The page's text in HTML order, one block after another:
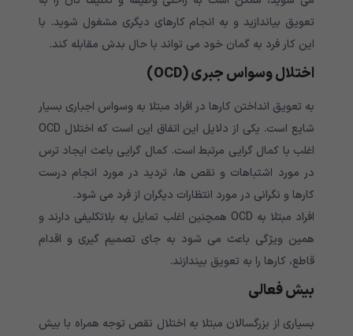
تعویق بیاندازید و به انجام کارهای دیگری مشغول شوید. با
این کار فرد به گمان خود می تواند با حال بدش مقابله کند.
اختلال وسواس جبری (OCD)
به تعویق انداختن کارها در افراد مبتلا به وسواس اجباری بسیار
شایع است. یکی از دلایل این اتفاق این است که اختلال OCD
اغلب با کمال گرایی مرتبط است. کمال گرایی باعث ایجاد ترس
در مورد اشتباهات و نقص ها، تردید در مورد انجام درست
کارها و نگرانی در مورد انتظارات دیگران از فرد می شود.
افراد مبتلا به OCD همچنین اغلب تمایل به بلاتکلیفی دارند و
همین ویژگی باعث می شود به جای تصمیم گیری و اقدام
قاطع، کارها را به تعویق بیندازند.
بیش فعالی
بسیاری از بزرگسالان مبتلا به اختلال نقص توجه همراه با بیش